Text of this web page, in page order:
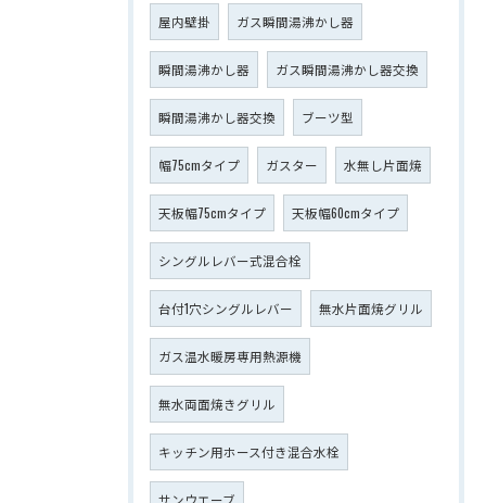
屋内壁掛 ガス瞬間湯沸かし器
瞬間湯沸かし器 ガス瞬間湯沸かし器交換
瞬間湯沸かし器交換 ブーツ型
幅75cmタイプ ガスター 水無し片面焼
天板幅75cmタイプ 天板幅60cmタイプ
シングルレバー式混合栓
台付1穴シングルレバー 無水片面焼グリル
ガス温水暖房専用熱源機
無水両面焼きグリル
キッチン用ホース付き混合水栓